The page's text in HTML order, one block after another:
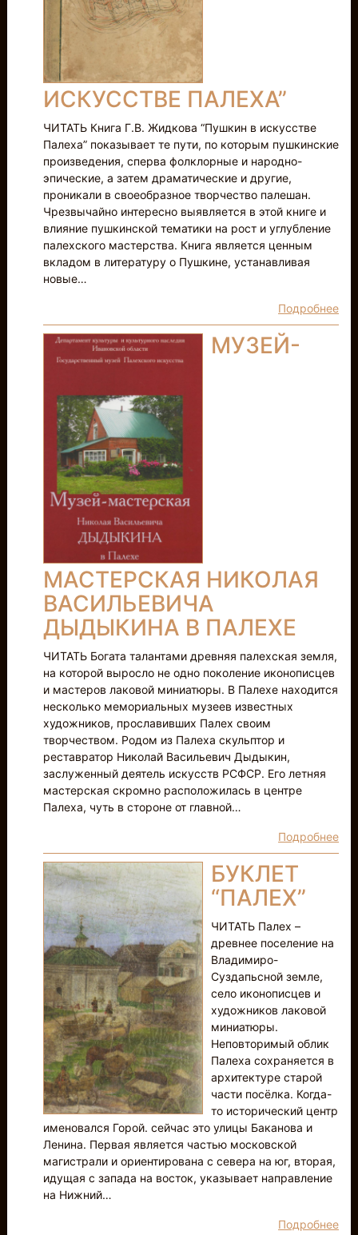
ИСКУССТВЕ ПАЛЕХА”
ЧИТАТЬ Книга Г.В. Жидкова “Пушкин в искусстве
Палеха” показывает те пути, по которым пушкинские
произведения, сперва фолклорные и народно-
эпические, а затем драматические и другие,
проникали в своеобразное творчество палешан.
Чрезвычайно интересно выявляется в этой книге и
влияние пушкинской тематики на рост и углубление
палехского мастерства. Книга является ценным
вкладом в литературу о Пушкине, устанавливая
новые…
Подробнее
МУЗЕЙ-
МАСТЕРСКАЯ НИКОЛАЯ
ВАСИЛЬЕВИЧА
ДЫДЫКИНА В ПАЛЕХЕ
ЧИТАТЬ Богата талантами древняя палехская земля,
на которой выросло не одно поколение иконописцев
и мастеров лаковой миниатюры. В Палехе находится
несколько мемориальных музеев известных
художников, прославивших Палех своим
творчеством. Родом из Палеха скульптор и
реставратор Николай Васильевич Дыдыкин,
заслуженный деятель искусств РСФСР. Его летняя
мастерская скромно расположилась в центре
Палеха, чуть в стороне от главной…
Подробнее
БУКЛЕТ
“ПАЛЕХ”
ЧИТАТЬ Палех –
древнее поселение на
Владимиро-
Суздапьсной земле,
село иконописцев и
художников лаковой
миниатюры.
Неповторимый облик
Палеха сохраняется в
архитектуре старой
части посёлка. Когда-
то исторический центр
именовался Горой. сейчас это улицы Баканова и
Ленина. Первая является частью московской
магистрали и ориентирована с севера на юг, вторая,
идущая с запада на восток, указывает направление
на Нижний…
Подробнее